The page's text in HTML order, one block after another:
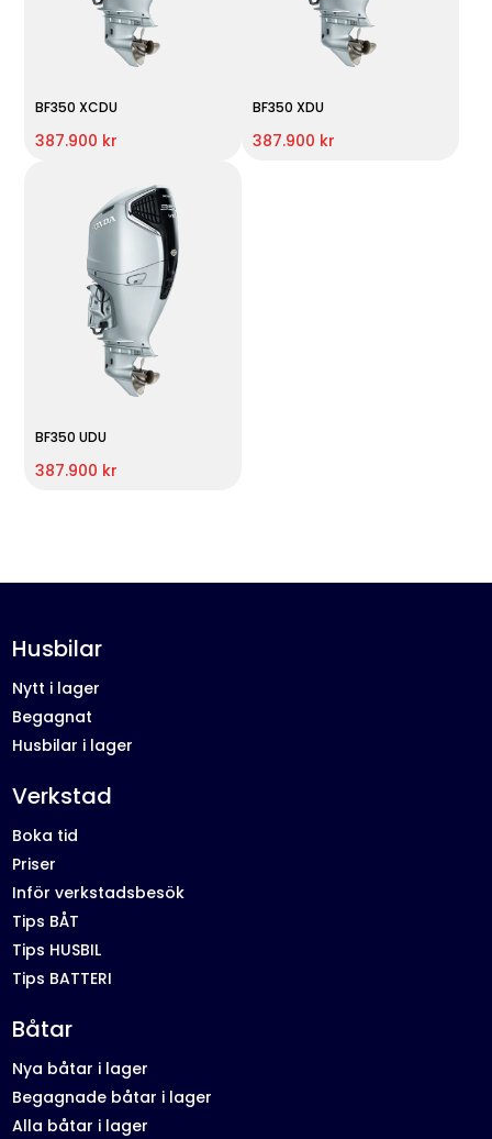
BF350 XCDU
387.900 kr
BF350 XDU
387.900 kr
BF350 UDU
387.900 kr
Husbilar
Nytt i lager
Begagnat
Husbilar i lager
Verkstad
Boka tid
Priser
Inför verkstadsbesök
Tips BÅT
Tips HUSBIL
Tips BATTERI
Båtar
Nya båtar i lager
Begagnade båtar i lager
Alla båtar i lager